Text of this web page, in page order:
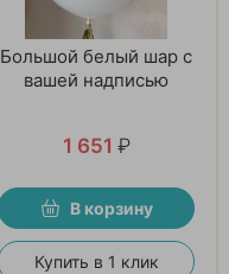
Большой белый шар с
вашей надписью
1 651 ₽
В корзину
Купить в 1 клик